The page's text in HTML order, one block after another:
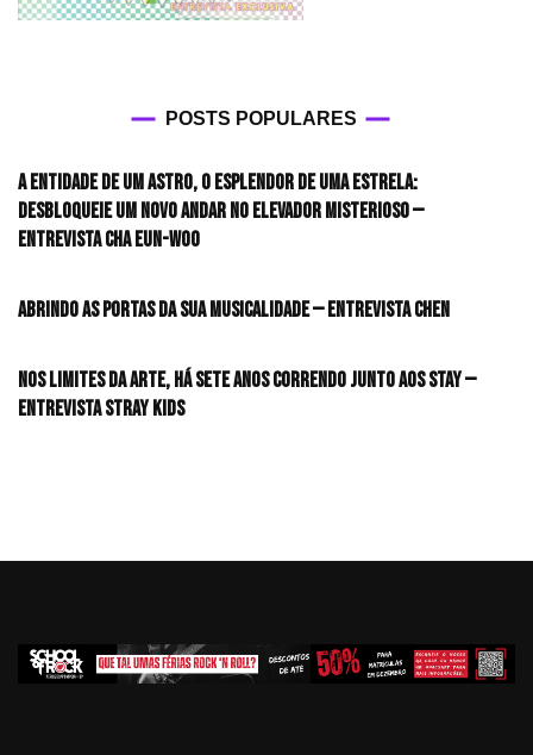
POSTS POPULARES
A entidade de um astro, o esplendor de uma estrela:
desbloqueie um novo andar no elevador misterioso —
Entrevista CHA EUN-WOO
Abrindo as portas da sua musicalidade — Entrevista CHEN
Nos limites da arte, há sete anos correndo junto aos STAY —
Entrevista Stray Kids